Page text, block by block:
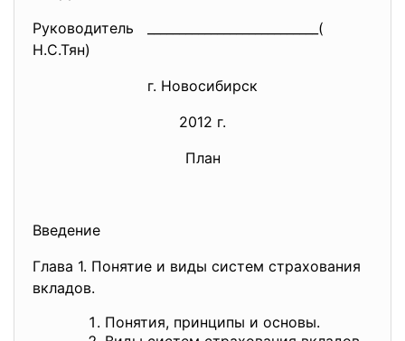
Руководитель ___________________________(
Н.С.Тян)
г. Новосибирск
2012 г.
План
Введение
Глава 1. Понятие и виды систем страхования
вкладов.
Понятия, принципы и основы.